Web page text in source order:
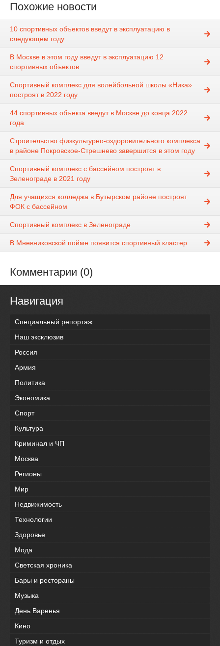
Похожие новости
10 спортивных объектов введут в эксплуатацию в
следующем году
В Москве в этом году введут в эксплуатацию 12
спортивных объектов
Спортивный комплекс для волейбольной школы «Ника»
построят в 2022 году
44 спортивных объекта введут в Москве до конца 2022
года
Строительство физкультурно-оздоровительного комплекса
в районе Покровское-Стрешнево завершится в этом году
Спортивный комплекс с бассейном построят в
Зеленограде в 2021 году
Для учащихся колледжа в Бутырском районе построят
ФОК с бассейном
Спортивный комплекс в Зеленограде
В Мневниковской пойме появится спортивный кластер
Комментарии (0)
Навигация
Специальный репортаж
Наш эксклюзив
Россия
Армия
Политика
Экономика
Спорт
Культура
Криминал и ЧП
Москва
Регионы
Мир
Недвижимость
Технологии
Здоровье
Мода
Светская хроника
Бары и рестораны
Музыка
День Варенья
Кино
Туризм и отдых